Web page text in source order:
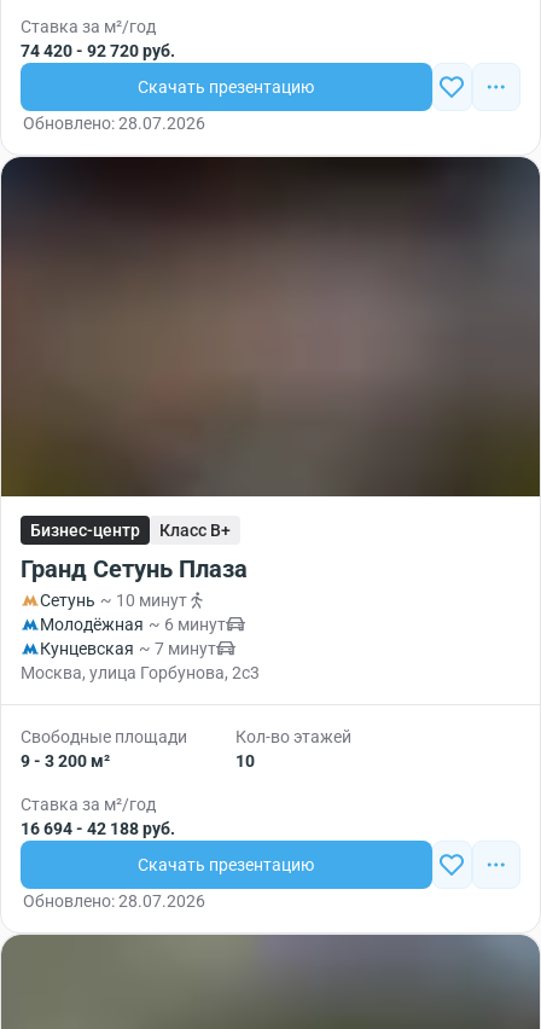
Ставка за м²/год
74 420 - 92 720 руб.
Скачать презентацию
Обновлено: 28.07.2026
Бизнес-центр Класс B+
Гранд Сетунь Плаза
Сетунь ~ 10 минут
Молодёжная ~ 6 минут
Кунцевская ~ 7 минут
Москва, улица Горбунова, 2с3
Свободные площади
9 - 3 200 м²
Кол-во этажей
10
Ставка за м²/год
16 694 - 42 188 руб.
Скачать презентацию
Обновлено: 28.07.2026